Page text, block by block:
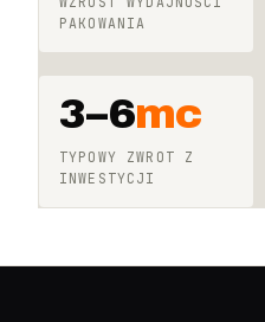
PAKOWANIA
3–6mc
TYPOWY ZWROT Z
INWESTYCJI